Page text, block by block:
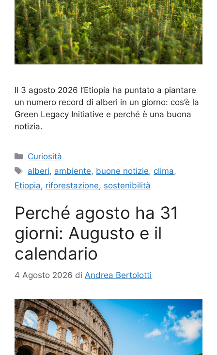
Il 3 agosto 2026 l’Etiopia ha puntato a piantare
un numero record di alberi in un giorno: cos’è la
Green Legacy Initiative e perché è una buona
notizia.
Categorie
Curiosità
Tag
alberi, ambiente, buone notizie, clima,
Etiopia, riforestazione, sostenibilità
Perché agosto ha 31
giorni: Augusto e il
calendario
4 Agosto 2026 di Andrea Bertolotti